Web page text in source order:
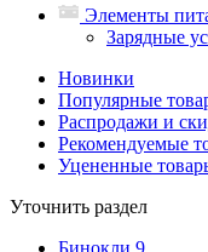
Элементы
Зарядные
Новинки
Популярные
Распродажи и
Рекомендуемые
Уцененные
Уточнить раздел
Бинокли 9